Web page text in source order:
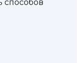
способов